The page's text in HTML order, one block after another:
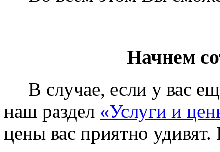
Начнем
В случае, если у вас
наш раздел «Услуги и
цены вас приятно